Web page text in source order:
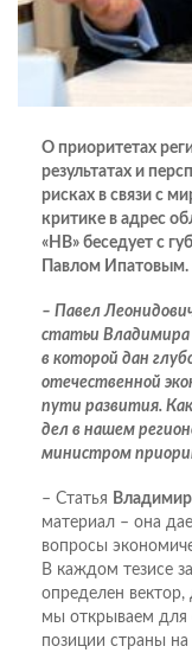
О приоритетах
результатах и
рисках в связи с
критике в адрес
«НВ» беседует с
Павлом Ипатовым.
– Павел
статьи Владимира
в которой дан
отечественной
пути развития.
дел в нашем
министром
– Статья
материал – она
вопросы
В каждом тезисе
определен вектор,
мы открываем для
позиции страны